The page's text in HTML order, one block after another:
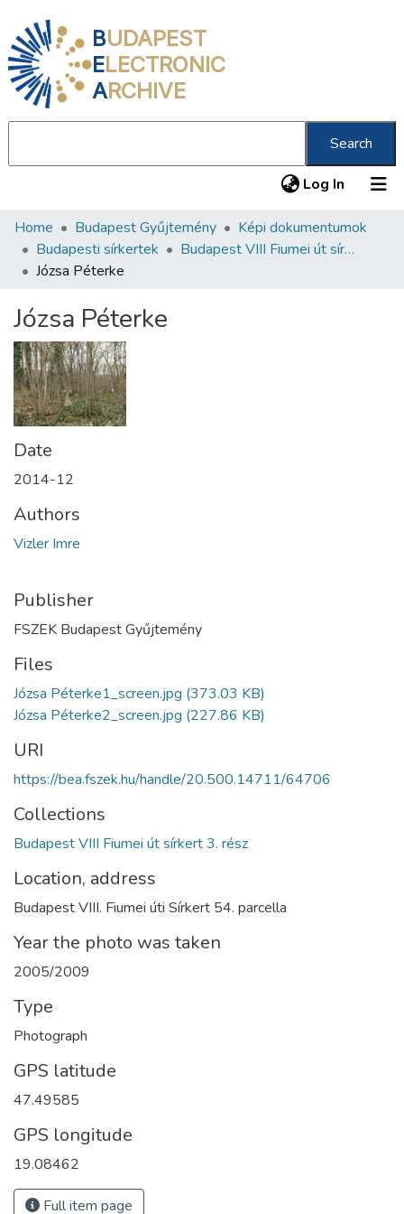
BUDAPEST
ELECTRONIC
ARCHIVE
Search
Log In (current)
Communities & Collections
All of DSpace
About us
Home Budapest Gyűjtemény
Képi dokumentumok
Budapesti sírkertek
Budapest VIII Fiumei út sírkert 3. rész
Józsa Péterke
Józsa Péterke
Date
2014-12
Authors
Vizler Imre
Publisher
FSZEK Budapest Gyűjtemény
Files
Józsa Péterke1_screen.jpg (373.03 KB)
Józsa Péterke2_screen.jpg (227.86 KB)
URI
https://bea.fszek.hu/handle/20.500.14711/64706
Collections
Budapest VIII Fiumei út sírkert 3. rész
Location, address
Budapest VIII. Fiumei úti Sírkert 54. parcella
Year the photo was taken
2005/2009
Type
Photograph
GPS latitude
47.49585
GPS longitude
19.08462
Full item page